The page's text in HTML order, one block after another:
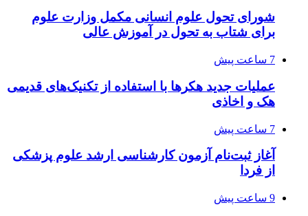
شورای تحول علوم انسانی مکمل وزارت علوم
برای شتاب به تحول در آموزش عالی
7 ساعت پیش
عملیات جدید هکرها با استفاده از تکنیک‌های قدیمی
هک و اخاذی
7 ساعت پیش
آغاز ثبت‌نام‌ آزمون کارشناسی ارشد علوم پزشکی
از فردا
9 ساعت پیش